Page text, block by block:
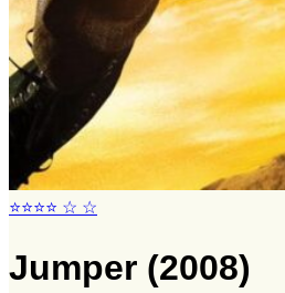
⭐⭐⭐⭐ ☆ ☆
Jumper (2008)